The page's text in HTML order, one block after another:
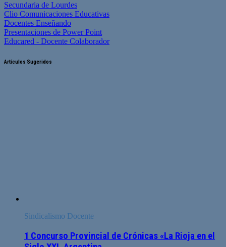
Secundaria de Lourdes
Clio Comunicaciones Educativas
Docentes Enseñando
Presentaciones de Power Point
Educared - Docente Colaborador
Artículos Sugeridos
Sindicalismo Docente
1 Concurso Provincial de Crónicas «La Rioja en el